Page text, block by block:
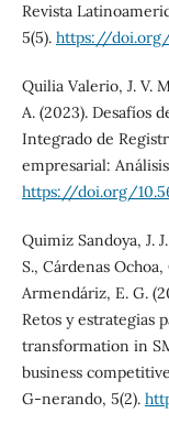
Revista
5(5). https://doi.org/
Quilia Valerio, J. V.
A. (2023). Desafíos
Integrado de
empresarial:
https://doi.org/
Quimiz Sandoya, J.
S., Cárdenas
Armendáriz, E. G.
Retos y estrategias
transformation in
business
G-nerando, 5(2).